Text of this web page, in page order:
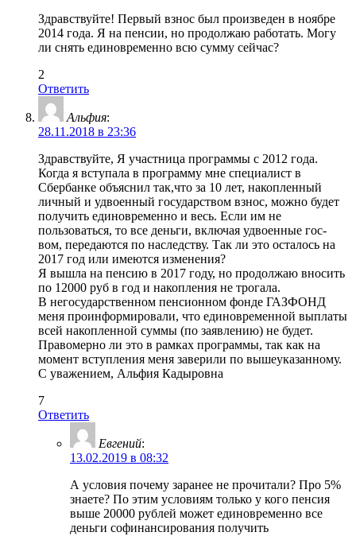
Здравствуйте! Первый взнос был произведен в ноябре
2014 года. Я на пенсии, но продолжаю работать. Могу
ли снять единовременно всю сумму сейчас?
2
Ответить
Альфия:
28.11.2018 в 23:36
Здравствуйте, Я участница программы с 2012 года.
Когда я вступала в программу мне специалист в
Сбербанке объяснил так,что за 10 лет, накопленный
личный и удвоенный государством взнос, можно будет
получить единовременно и весь. Если им не
пользоваться, то все деньги, включая удвоенные гос-
вом, передаются по наследству. Так ли это осталось на
2017 год или имеются изменения?
Я вышла на пенсию в 2017 году, но продолжаю вносить
по 12000 руб в год и накопления не трогала.
В негосударственном пенсионном фонде ГАЗФОНД
меня проинформировали, что единовременной выплаты
всей накопленной суммы (по заявлению) не будет.
Правомерно ли это в рамках программы, так как на
момент вступления меня заверили по вышеуказанному.
С уважением, Альфия Кадыровна
7
Ответить
Евгений:
13.02.2019 в 08:32
А условия почему заранее не прочитали? Про 5%
знаете? По этим условиям только у кого пенсия
выше 20000 рублей может единовременно все
деньги софинансирования получить